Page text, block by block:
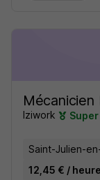
Mécanicien
Iziwork
Saint-Julien-
12,45 € / heure